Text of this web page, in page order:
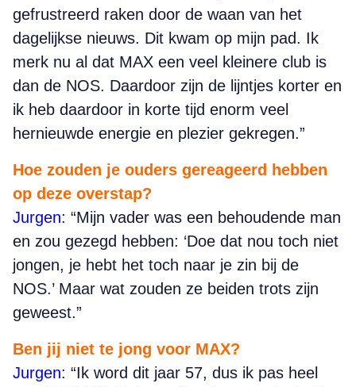
gefrustreerd raken door de waan van het
dagelijkse nieuws. Dit kwam op mijn pad. Ik
merk nu al dat MAX een veel kleinere club is
dan de NOS. Daardoor zijn de lijntjes korter en
ik heb daardoor in korte tijd enorm veel
hernieuwde energie en plezier gekregen.”
Hoe zouden je ouders gereageerd hebben
op deze overstap?
Jurgen: “Mijn vader was een behoudende man
en zou gezegd hebben: ‘Doe dat nou toch niet
jongen, je hebt het toch naar je zin bij de
NOS.’ Maar wat zouden ze beiden trots zijn
geweest.”
Ben jij niet te jong voor MAX?
Jurgen: “Ik word dit jaar 57, dus ik pas heel